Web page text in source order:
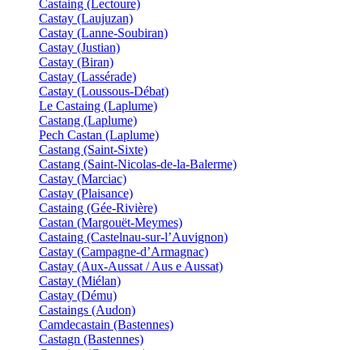
Castaing (Lectoure)
Castay (Laujuzan)
Castay (Lanne-Soubiran)
Castay (Justian)
Castay (Biran)
Castay (Lassérade)
Castay (Loussous-Débat)
Le Castaing (Laplume)
Castang (Laplume)
Pech Castan (Laplume)
Castang (Saint-Sixte)
Castang (Saint-Nicolas-de-la-Balerme)
Castay (Marciac)
Castay (Plaisance)
Castaing (Gée-Rivière)
Castan (Margouët-Meymes)
Castaing (Castelnau-sur-l’Auvignon)
Castay (Campagne-d’Armagnac)
Castay (Aux-Aussat / Aus e Aussat)
Castay (Miélan)
Castay (Dému)
Castaings (Audon)
Camdecastain (Bastennes)
Castagn (Bastennes)